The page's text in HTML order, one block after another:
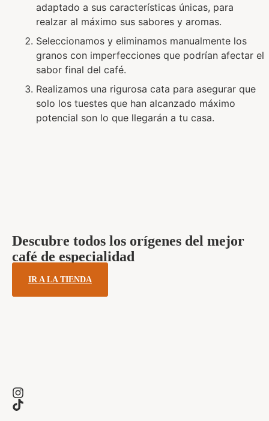
adaptado a sus características únicas, para
realzar al máximo sus sabores y aromas.
Seleccionamos y eliminamos manualmente los
granos con imperfecciones que podrían afectar el
sabor final del café.
Realizamos una rigurosa cata para asegurar que
solo los tuestes que han alcanzado máximo
potencial son lo que llegarán a tu casa.
Descubre todos los orígenes del mejor
café de especialidad
IR A LA TIENDA